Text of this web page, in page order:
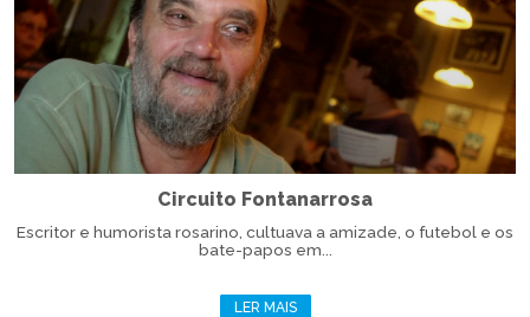
Circuito Fontanarrosa
Escritor e humorista rosarino, cultuava a amizade, o futebol e os
bate-papos em...
LER MAIS